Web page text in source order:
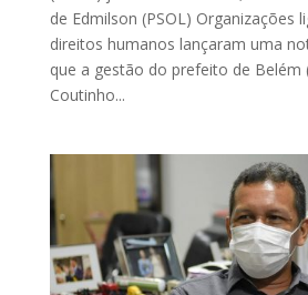
de Edmilson (PSOL) Organizações
direitos humanos lançaram uma
que a gestão do prefeito de Belém
Coutinho...